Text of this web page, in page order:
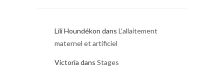
Lili Houndékon dans L’allaitement
maternel et artificiel
Victoria dans Stages